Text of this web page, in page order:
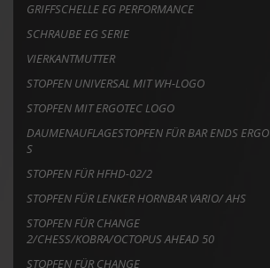
GRIFFSCHELLE EG PERFORMANCE
SCHRAUBE EG SERIE
VIERKANTMUTTER
STOPFEN UNIVERSAL MIT WH-LOGO
STOPFEN MIT ERGOTEC LOGO
DAUMENAUFLAGESTOPFEN FÜR BAR ENDS ERGO
S
STOPFEN FÜR HFHD-02/2
STOPFEN FÜR LENKER HORNBAR VARIO/ AHS
STOPFEN FÜR CHANGE
2/CHESS/KOBRA/OCTOPUS AHEAD 50
STOPFEN FÜR CHANGE